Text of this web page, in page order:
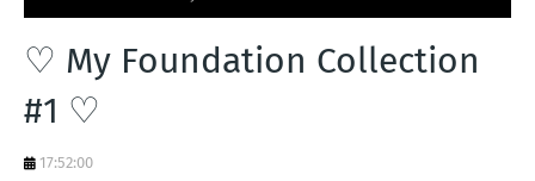
B
R
♡ My Foundation Collection
#1 ♡
17:52:00